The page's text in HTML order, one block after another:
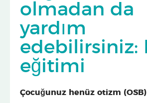
olmadan da
yardım
edebilirsiniz:
eğitimi
Çocuğunuz henüz otizm